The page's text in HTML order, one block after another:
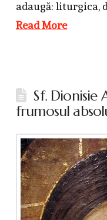
adaugă: liturgica,
Read More
Sf. Dionisie
frumosul